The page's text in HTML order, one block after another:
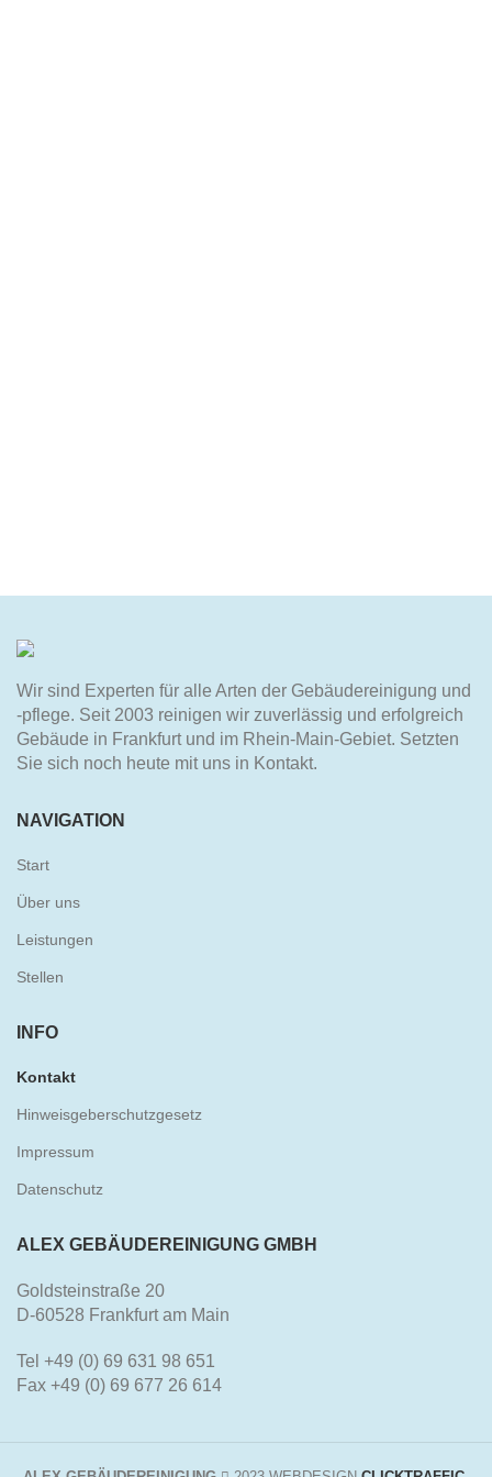
Wir sind Experten für alle Arten der Gebäudereinigung und
-pflege. Seit 2003 reinigen wir zuverlässig und erfolgreich
Gebäude in Frankfurt und im Rhein-Main-Gebiet. Setzten
Sie sich noch heute mit uns in Kontakt.
NAVIGATION
Start
Über uns
Leistungen
Stellen
INFO
Kontakt
Hinweisgeberschutzgesetz
Impressum
Datenschutz
ALEX GEBÄUDEREINIGUNG GMBH
Goldsteinstraße 20
D-60528 Frankfurt am Main
Tel +49 (0) 69 631 98 651
Fax +49 (0) 69 677 26 614